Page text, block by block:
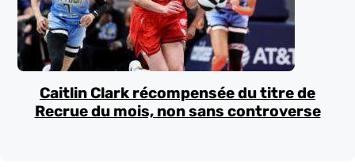
Caitlin Clark récompensée du titre de
Recrue du mois, non sans controverse